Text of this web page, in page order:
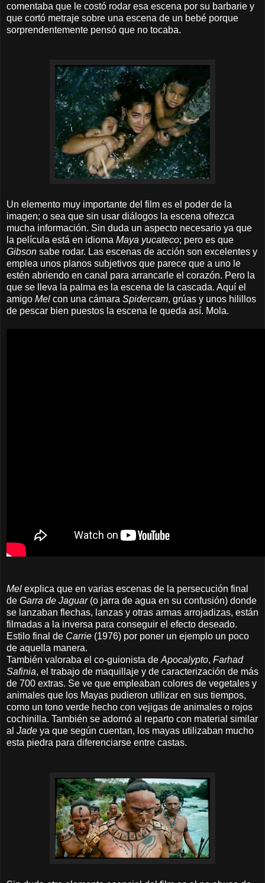
comentaba que le costó rodar esa escena por su barbarie y
que cortó metraje sobre una escena de un bebé porque
sorprendentemente pensó que no tocaba.
Un elemento muy importante del film es el poder de la
imagen; o sea que sin usar diálogos la escena ofrezca
mucha información. Sin duda un aspecto necesario ya que
la película está en idioma Maya yucateco; pero es que
Gibson sabe rodar. Las escenas de acción son excelentes y
emplea unos planos subjetivos que parece que a uno le
estén abriendo en canal para arrancarle el corazón. Pero la
que se lleva la palma es la escena de la cascada. Aquí el
amigo Mel con una cámara Spidercam, grúas y unos hilillos
de pescar bien puestos la escena le queda así. Mola.
Mel explica que en varias escenas de la persecución final
de Garra de Jaguar (o jarra de agua en su confusión) donde
se lanzaban flechas, lanzas y otras armas arrojadizas, están
filmadas a la inversa para conseguir el efecto deseado.
Estilo final de Carrie (1976) por poner un ejemplo un poco
de aquella manera.
También valoraba el co-guionista de Apocalypto, Farhad
Safinia, el trabajo de maquillaje y de caracterización de más
de 700 extras. Se ve que empleaban colores de vegetales y
animales que los Mayas pudieron utilizar en sus tiempos,
como un tono verde hecho con vejigas de animales o rojos
cochinilla. También se adornó al reparto con material similar
al Jade ya que según cuentan, los mayas utilizaban mucho
esta piedra para diferenciarse entre castas.